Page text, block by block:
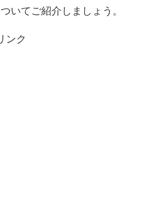
いてご紹介しましょう。
ンク